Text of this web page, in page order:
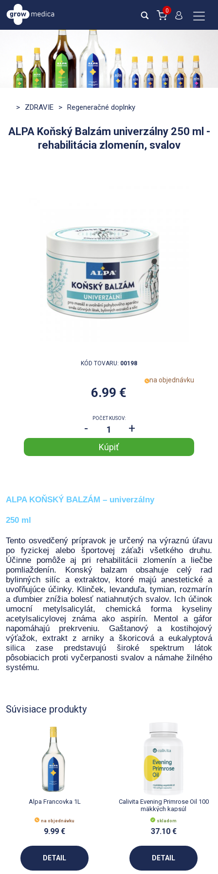
0
> ZDRAVIE > Regeneračné doplnky
ALPA Koňský Balzám univerzálny 250 ml -
rehabilitácia zlomenín, svalov
KÓD TOVARU: 00198
na objednávku
6.99 €
POČET KUSOV:
- +
ALPA KOŇSKÝ BALZÁM – univerzálny
250 ml
Tento osvedčený prípravok je určený na výraznú úľavu
po fyzickej alebo športovej záťaži všetkého druhu.
Účinne pomôže aj pri rehabilitácii zlomenín a liečbe
pomliaždenín. Konský balzam obsahuje celý rad
bylinných silíc a extraktov, ktoré majú anestetické a
uvoľňujúce účinky. Klinček, levanduľa, tymian, rozmarín
a ďumbier znížia bolesť natiahnutých svalov. Ich účinok
umocní metylsalicylát, chemická forma kyseliny
acetylsalicylovej známa ako aspirín. Mentol a gáfor
napomáhajú prekrveniu. Gaštanový a kostihojový
výťažok, extrakt z arniky a škoricová a eukalyptová
silica zase predstavujú široké spektrum látok
pôsobiacich proti vyčerpanosti svalov a námahe žilného
systému.
Súvisiace produkty
Alpa Francovka 1L
na objednávku
9.99 €
DETAIL
Calivita Evening Primrose Oil 100
mäkkých kapsúl
skladom
37.10 €
DETAIL